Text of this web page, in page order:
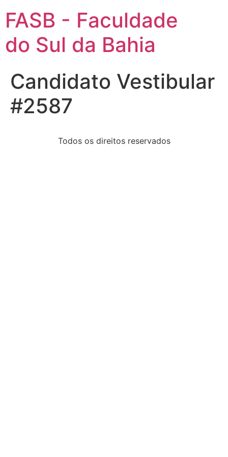
FASB - Faculdade
do Sul da Bahia
Candidato Vestibular
#2587
Todos os direitos reservados